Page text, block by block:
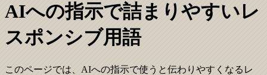
AIへの指示で詰まりやすいレ
スポンシブ用語
このページでは、AIへの指示で使うと伝わりやすくなるレ